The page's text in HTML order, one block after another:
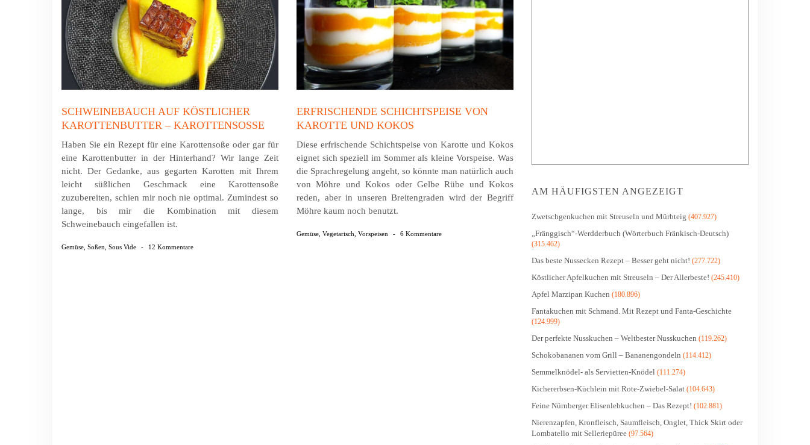
SCHWEINEBAUCH AUF KÖSTLICHER
KAROTTENBUTTER – KAROTTENSOSSE
Haben Sie ein Rezept für eine Karottensoße oder gar für
eine Karottenbutter in der Hinterhand? Wir lange Zeit
nicht. Der Gedanke, aus gegarten Karotten mit Ihrem
leicht süßlichen Geschmack eine Karottensoße
zuzubereiten, schien mir noch nie optimal. Zumindest so
lange, bis mir die Kombination mit diesem
Schweinebauch eingefallen ist.
Gemüse, Soßen, Sous Vide - 12 Kommentare
ERFRISCHENDE SCHICHTSPEISE VON
KAROTTE UND KOKOS
Diese erfrischende Schichtspeise von Karotte und Kokos
eignet sich speziell im Sommer als kleine Vorspeise. Was
die Sprachregelung angeht, so könnte man natürlich auch
von Möhre und Kokos oder Gelbe Rübe und Kokos
reden, aber in unseren Breitengraden wird der Begriff
Möhre kaum noch benutzt.
Gemüse, Vegetarisch, Vorspeisen - 6 Kommentare
AM HÄUFIGSTEN ANGEZEIGT
Zwetschgenkuchen mit Streuseln und Mürbteig (407.927)
„Fränggisch“-Werdderbuch (Wörterbuch Fränkisch-Deutsch)
(315.462)
Das beste Nussecken Rezept – Besser geht nicht! (277.722)
Köstlicher Apfelkuchen mit Streuseln – Der Allerbeste! (245.410)
Apfel Marzipan Kuchen (180.896)
Fantakuchen mit Schmand. Mit Rezept und Fanta-Geschichte
(124.999)
Der perfekte Nusskuchen – Weltbester Nusskuchen (119.262)
Schokobananen vom Grill – Bananengondeln (114.412)
Semmelknödel- als Servietten-Knödel (111.274)
Kichererbsen-Küchlein mit Rote-Zwiebel-Salat (104.643)
Feine Nürnberger Elisenlebkuchen – Das Rezept! (102.881)
Nierenzapfen, Kronfleisch, Saumfleisch, Onglet, Thick Skirt oder
Lombatello mit Selleriepüree (97.564)